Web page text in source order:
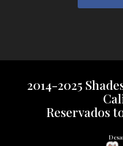
2014-2025
Reservados